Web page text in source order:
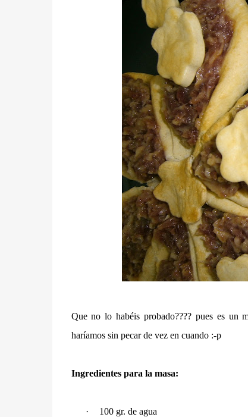
Que no lo habéis probado???? pues es
haríamos sin pecar de vez en cuando :-p
Ingredientes para la masa:
·
100 gr. de agua